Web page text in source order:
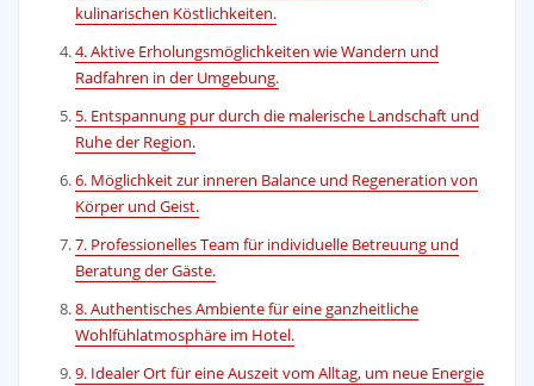
kulinarischen Köstlichkeiten.
4. Aktive Erholungsmöglichkeiten wie Wandern und
Radfahren in der Umgebung.
5. Entspannung pur durch die malerische Landschaft und
Ruhe der Region.
6. Möglichkeit zur inneren Balance und Regeneration von
Körper und Geist.
7. Professionelles Team für individuelle Betreuung und
Beratung der Gäste.
8. Authentisches Ambiente für eine ganzheitliche
Wohlfühlatmosphäre im Hotel.
9. Idealer Ort für eine Auszeit vom Alltag, um neue Energie